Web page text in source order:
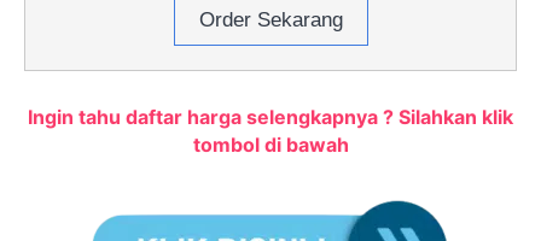
Order Sekarang
Ingin tahu daftar harga selengkapnya ? Silahkan klik
tombol di bawah